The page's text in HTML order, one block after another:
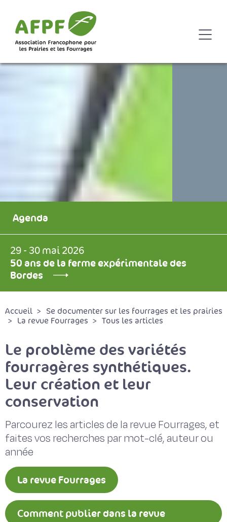
Agenda
29 - 30 mai 2026
50 ans de la ferme expérimentale des
Bordes
Accueil
Se documenter sur les fourrages et les prairies
La revue Fourrages
Tous les articles
Le problème des variétés
fourragères synthétiques.
Leur création et leur
conservation
Parcourez les articles de la revue Fourrages, et
faites vos recherches par mot-clé, auteur ou
année
La revue Fourrages
Comment publier dans la revue